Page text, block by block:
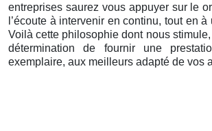
entreprises saurez vous appuyer sur le
l’écoute à intervenir en continu, tout en
Voilà cette philosophie dont nous
détermination de fournir une
exemplaire, aux meilleurs adapté de vos